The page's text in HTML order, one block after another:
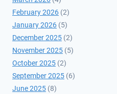
February 2026 (2)
January 2026 (5)
December 2025 (2)
November 2025 (5)
October 2025 (2)
September 2025 (6)
June 2025 (8)